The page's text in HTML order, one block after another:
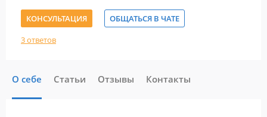
КОНСУЛЬТАЦИЯ
ОБЩАТЬСЯ В ЧАТЕ
3 ответов
О себе Статьи Отзывы Контакты